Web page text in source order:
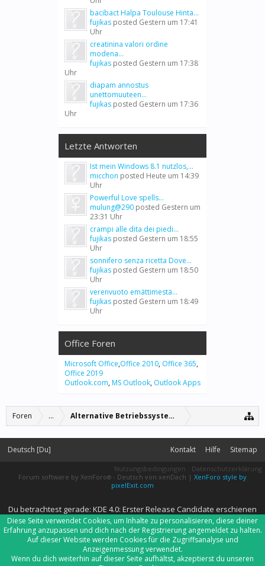
bacibact Halpa Toulouse Hinta...
fujikas posted Gestern um 17:41
Uhr
creatinina valori ordine
modena...
fujikas posted Gestern um 17:38
Uhr
diapam annostus
unettomuuteen...
fujikas posted Gestern um 17:36
Uhr
Letzte Antworten
Ist mein Windows 8.1 nutzlos,...
micchon posted Heute um 14:39
Uhr
Powerful Love spells...
mulung@290 posted Gestern um
23:31 Uhr
crampi alle dita dei piedi...
fujikas posted Gestern um 18:55
Uhr
sonnifero senza ricetta Dove...
fujikas posted Gestern um 18:50
Uhr
verenvuoto emättimestä...
fujikas posted Gestern um 18:49
Uhr
Office Foren
Microsoft Office,Office 2010, Office 365,
Office 2019
Outlook.com, MS Outlook, Outlook Apps
Foren ... Alternative Betriebssysteme
Deutsch [Du] Kontakt Hilfe Sitemap
Nutzungsbedingungen
Datenschutzerklärung
Forum software by XenForo® - Deutsch von xenDach | XenForo style by
pixelExit.com
Du betrachtest gerade: KDE 4.0: Erster Release Candidate erschienen
Diese Seite verwendet Cookies, um Inhalte zu personalisieren, diese deiner
Erfahrung anzupassen und dich nach der Registrierung angemeldet zu halten.
Auf dieser Website werden Cookies für die Zugriffsanalyse und
Anzeigenmessung verwendet.
Wenn du dich weiterhin auf dieser Seite aufhältst, akzeptierst du unseren